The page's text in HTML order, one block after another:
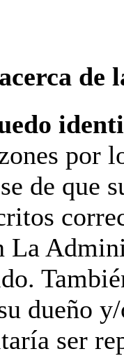
por
de que
La
dueño
ser